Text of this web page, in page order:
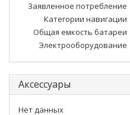
Заявленное потребление
Категории навигации
Общая емкость батареи
Электрооборудование
Аксессуары
Нет данных